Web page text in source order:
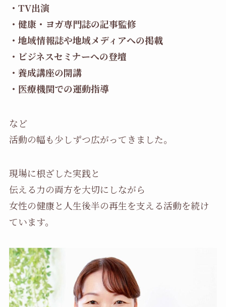
・TV出演
・健康・ヨガ専門誌の記事監修
・地域情報誌や地域メディアへの掲載
・ビジネスセミナーへの登壇
・養成講座の開講
・医療機関での運動指導
など
活動の幅も少しずつ広がってきました。
現場に根ざした実践と
伝える力の両方を大切にしながら
女性の健康と人生後半の再生を支える活動を続け
ています。